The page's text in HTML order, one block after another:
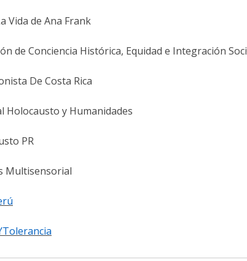
Vida de Ana Frank
de Conciencia Histórica, Equidad e Integración
De Costa Rica
Holocausto y Humanidades
PR
Multisensorial